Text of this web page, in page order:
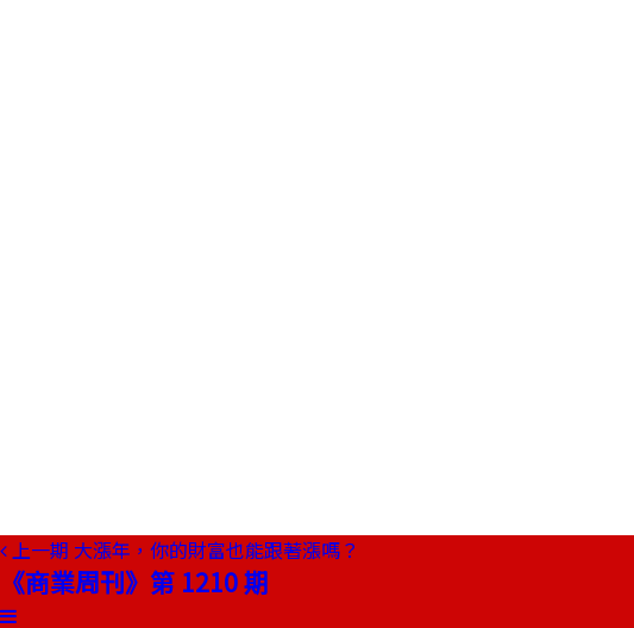
上一期 大漲年，你的財富也能跟著漲嗎？
《商業周刊》第 1210 期